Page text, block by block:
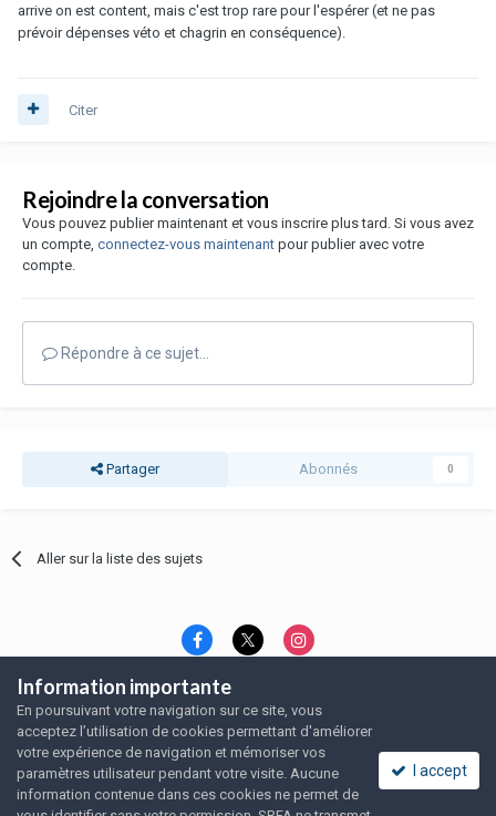
arrive on est content, mais c'est trop rare pour l'espérer (et ne pas
prévoir dépenses véto et chagrin en conséquence).
Citer
Rejoindre la conversation
Vous pouvez publier maintenant et vous inscrire plus tard. Si vous avez
un compte, connectez-vous maintenant pour publier avec votre
compte.
Répondre à ce sujet…
Partager Abonnés 0
Aller sur la liste des sujets
Langue Thème
Politique de confidentialité
Nous contacter
Nous contacter
SRFA, l'association des amoureux du rat domestique
Powered by Invision Community
Information importante
En poursuivant votre navigation sur ce site, vous
acceptez l’utilisation de cookies permettant d'améliorer
votre expérience de navigation et mémoriser vos
paramètres utilisateur pendant votre visite. Aucune
information contenue dans ces cookies ne permet de
I accept